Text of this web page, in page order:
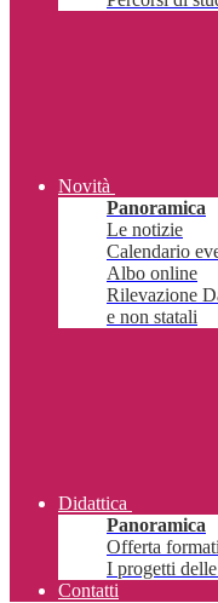
Novità
Panoramica
Le notizie
Calendario
Albo online
Rilevazione
e non statali
Didattica
Panoramica
Offerta
I progetti
Contatti